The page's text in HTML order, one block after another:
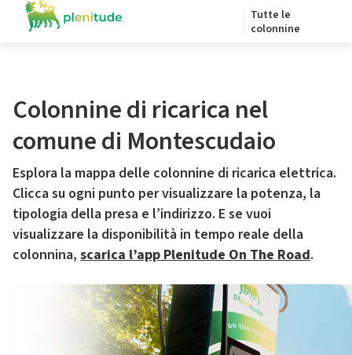
Tutte le
colonnine
Colonnine di ricarica nel
comune di Montescudaio
Esplora la mappa delle colonnine di ricarica elettrica.
Clicca su ogni punto per visualizzare la potenza, la
tipologia della presa e l’indirizzo. E se vuoi
visualizzare la disponibilità in tempo reale della
colonnina, scarica l’app Plenitude On The Road.